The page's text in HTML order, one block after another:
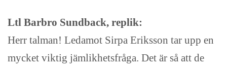
Ltl Barbro Sundback, replik:
Herr talman! Ledamot Sirpa Eriksson tar upp en
mycket viktig jämlikhetsfråga. Det är så att de